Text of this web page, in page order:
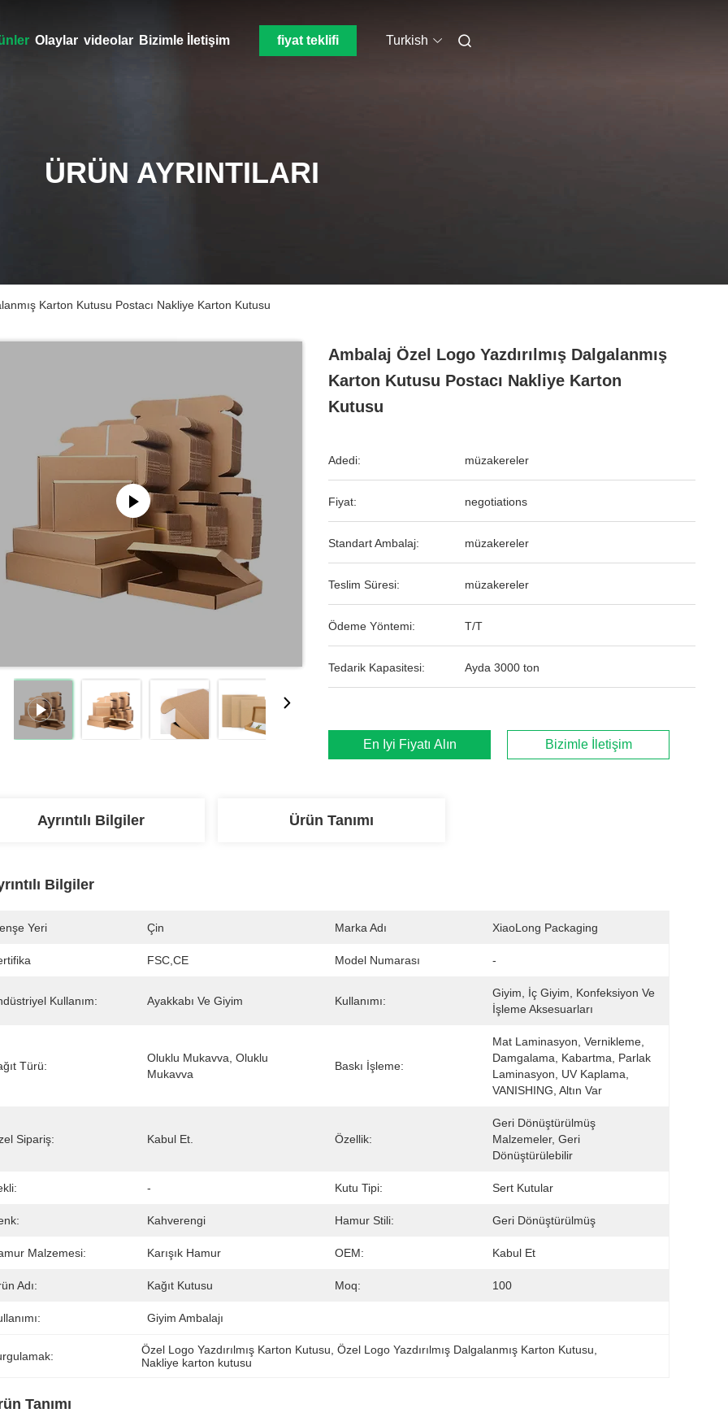
Olaylar videolar Bizimle İletişim fiyat teklifi Turkish
ÜRÜN AYRINTILARI
Karton Kutusu Postacı Nakliye Karton Kutusu
Ambalaj Özel Logo Yazdırılmış Dalgalanmış
Karton Kutusu Postacı Nakliye Karton
Kutusu
Adedi: müzakereler
Fiyat: negotiations
Standart Ambalaj: müzakereler
Teslim Süresi: müzakereler
Ödeme Yöntemi: T/T
Tedarik Kapasitesi: Ayda 3000 ton
En İyi Fiyatı Alın Bizimle İletişim
Ayrıntılı Bilgiler Ürün Tanımı
Bilgiler
Yeri Çin Marka Adı XiaoLong Packaging
FSC,CE Model Numarası -
Kullanım: Ayakkabı Ve Giyim Kullanımı:
Giyim, İç Giyim, Konfeksiyon Ve
İşleme Aksesuarları
Türü:
Oluklu Mukavva, Oluklu
Mukavva
Baskı İşleme:
Mat Laminasyon, Vernikleme,
Damgalama, Kabartma, Parlak
Laminasyon, UV Kaplama,
VANISHING, Altın Var
Sipariş: Kabul Et. Özellik:
Geri Dönüştürülmüş
Malzemeler, Geri
Dönüştürülebilir
- Kutu Tipi: Sert Kutular
Kahverengi Hamur Stili: Geri Dönüştürülmüş
Malzemesi: Karışık Hamur OEM: Kabul Et
Adı: Kağıt Kutusu Moq: 100
Giyim Ambalajı
Özel Logo Yazdırılmış Karton Kutusu , Özel Logo Yazdırılmış Dalgalanmış Karton Kutusu
Nakliye karton kutusu
Tanımı